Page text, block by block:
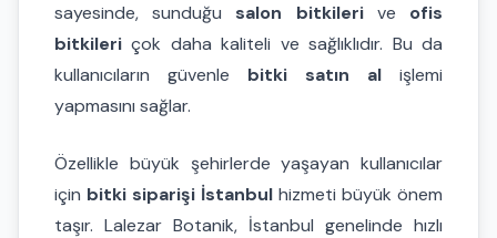
sayesinde, sunduğu salon bitkilerive ofis
bitkileri çok daha kaliteli ve sağlıklıdır. Bu da
kullanıcıların güvenle bitki satın al işlemi
yapmasını sağlar.
Özellikle büyük şehirlerde yaşayan kullanıcılar
için bitki siparişi İstanbul hizmeti büyük önem
taşır. Lalezar Botanik, İstanbul genelinde hızlı